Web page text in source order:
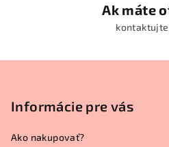
Ak máte
Informácie pre vás
Ako nakupovať?